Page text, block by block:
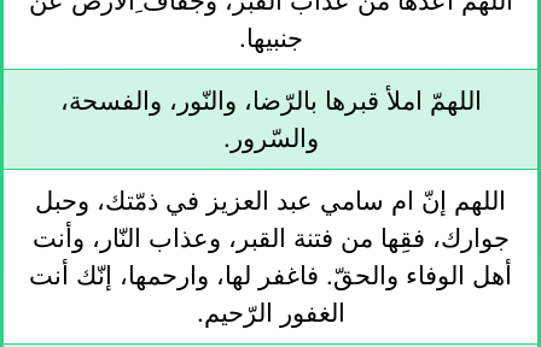
جنبيها.
اللهمّ املأ قبرها بالرّضا، والنّور، والفسحة،
والسّرور.
اللهم إنّ ام سامي عبد العزيز في ذمّتك، وحبل
جوارك، فقِها من فتنة القبر، وعذاب النّار، وأنت
أهل الوفاء والحقّ. فاغفر لها، وارحمها، إنّك أنت
الغفور الرّحيم.